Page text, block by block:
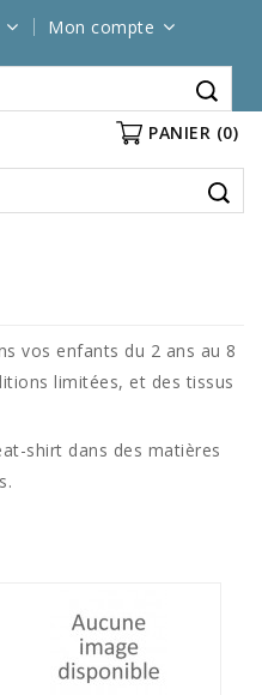
Mon compte
PANIER (0)
vos enfants du 2 ans au 8
limitées, et des tissus
shirt dans des matières